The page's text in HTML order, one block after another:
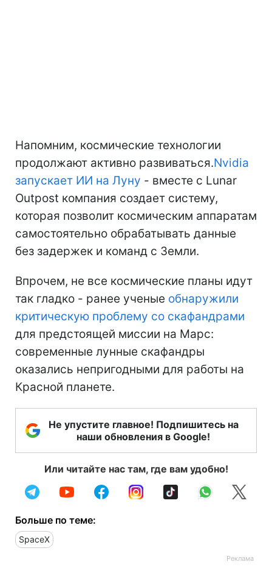
Напомним, космические технологии
продолжают активно развиваться.Nvidia
запускает ИИ на Луну - вместе с Lunar
Outpost компания создает систему,
которая позволит космическим аппаратам
самостоятельно обрабатывать данные
без задержек и команд с Земли.
Впрочем, не все космические планы идут
так гладко - ранее ученые обнаружили
критическую проблему со скафандрами
для предстоящей миссии на Марс:
современные лунные скафандры
оказались непригодными для работы на
Красной планете.
Не упустите главное! Подпишитесь на
наши обновления в Google!
Или читайте нас там, где вам удобно!
Больше по теме:
SpaceX